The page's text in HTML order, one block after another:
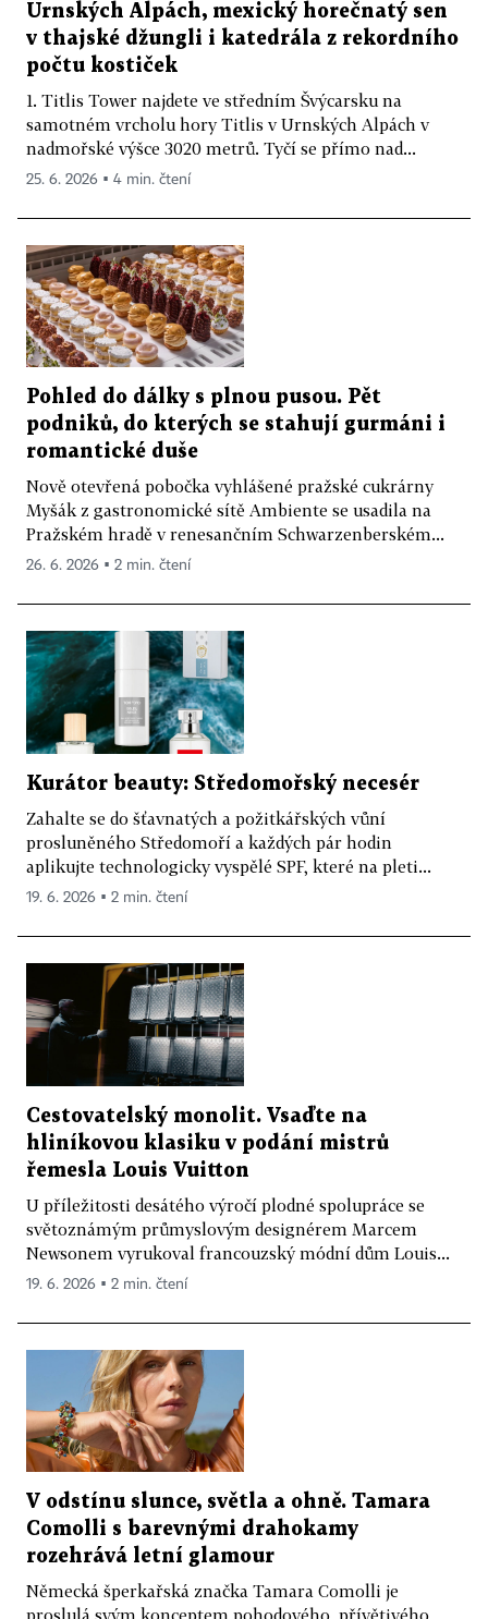
Urnských Alpách, mexický horečnatý sen
v thajské džungli i katedrála z rekordního
počtu kostiček
1. Titlis Tower najdete ve středním Švýcarsku na
samotném vrcholu hory Titlis v Urnských Alpách v
nadmořské výšce 3020 metrů. Tyčí se přímo nad...
25. 6. 2026 ▪ 4 min. čtení
Pohled do dálky s plnou pusou. Pět
podniků, do kterých se stahují gurmáni i
romantické duše
Nově otevřená pobočka vyhlášené pražské cukrárny
Myšák z gastronomické sítě Ambiente se usadila na
Pražském hradě v renesančním Schwarzenberském...
26. 6. 2026 ▪ 2 min. čtení
Kurátor beauty: Středomořský necesér
Zahalte se do šťavnatých a požitkářských vůní
prosluněného Středomoří a každých pár hodin
aplikujte technologicky vyspělé SPF, které na pleti...
19. 6. 2026 ▪ 2 min. čtení
Cestovatelský monolit. Vsaďte na
hliníkovou klasiku v podání mistrů
řemesla Louis Vuitton
U příležitosti desátého výročí plodné spolupráce se
světoznámým průmyslovým designérem Marcem
Newsonem vyrukoval francouzský módní dům Louis...
19. 6. 2026 ▪ 2 min. čtení
V odstínu slunce, světla a ohně. Tamara
Comolli s barevnými drahokamy
rozehrává letní glamour
Německá šperkařská značka Tamara Comolli je
proslulá svým konceptem pohodového, přívětivého